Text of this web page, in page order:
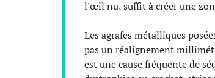
l’œil nu, suffit à créer une
Les agrafes métalliques
pas un réalignement
est une cause fréquente de